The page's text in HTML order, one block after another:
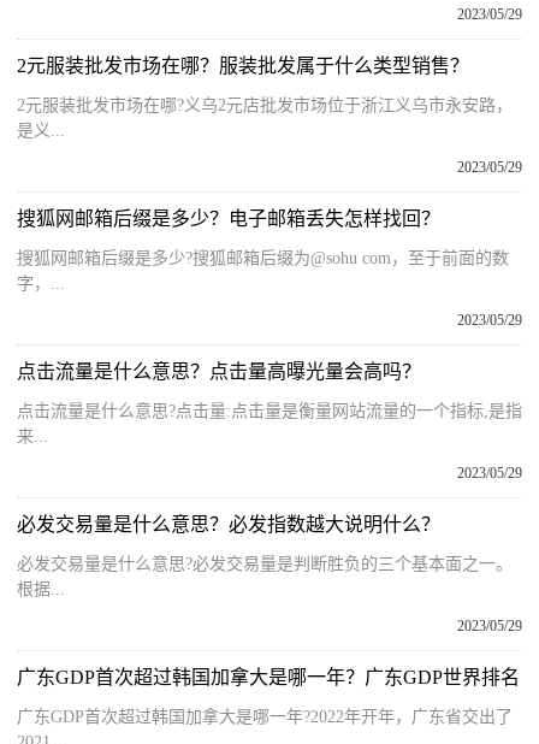
2023/05/29
2元服装批发市场在哪？服装批发属于什么类型销售？
2元服装批发市场在哪?义乌2元店批发市场位于浙江义乌市永安路，
是义...
2023/05/29
搜狐网邮箱后缀是多少？电子邮箱丢失怎样找回？
搜狐网邮箱后缀是多少?搜狐邮箱后缀为@sohu com，至于前面的数
字，...
2023/05/29
点击流量是什么意思？点击量高曝光量会高吗？
点击流量是什么意思?点击量:点击量是衡量网站流量的一个指标,是指
来...
2023/05/29
必发交易量是什么意思？必发指数越大说明什么？
必发交易量是什么意思?必发交易量是判断胜负的三个基本面之一。
根据...
2023/05/29
广东GDP首次超过韩国加拿大是哪一年？广东GDP世界排名
广东GDP首次超过韩国加拿大是哪一年?2022年开年，广东省交出了